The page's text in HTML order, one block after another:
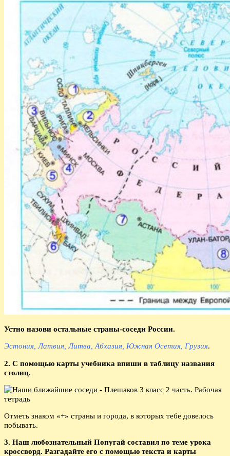
Устно назови остальные страны-соседи России.
Эстония, Латвия, Литва, Абхазия, Южная Осетия, Грузия.
2. С помощью карты учебника впиши в таблицу названия
столиц.
Отметь знаком «+» страны и города, в которых тебе довелось
побывать.
3. Наш любознательный Попугай составил по теме урока
кроссворд. Разгадайте его с помощью текста и карты